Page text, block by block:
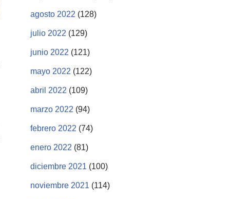
agosto 2022 (128)
julio 2022 (129)
junio 2022 (121)
mayo 2022 (122)
abril 2022 (109)
marzo 2022 (94)
febrero 2022 (74)
enero 2022 (81)
diciembre 2021 (100)
noviembre 2021 (114)